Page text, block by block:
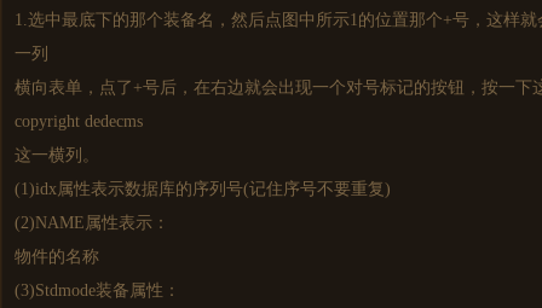
1.选中最底下的那个装备名，然后点图中所示1的位置那个+号，这样
一列
横向表单，点了+号后，在右边就会出现一个对号标记的按钮，按一下
copyright dedecms
这一横列。
(1)idx属性表示数据库的序列号(记住序号不要重复)
(2)NAME属性表示：
物件的名称
(3)Stdmode装备属性：